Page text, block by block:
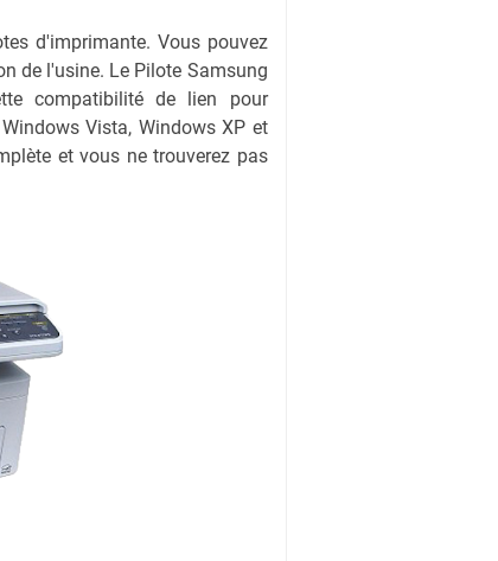
d'imprimante. Vous pouvez
de l'usine. Le Pilote Samsung
compatibilité de lien pour
Vista, Windows XP et
et vous ne trouverez pas